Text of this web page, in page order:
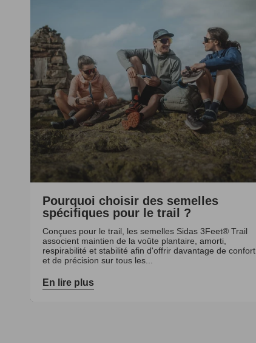
Pourquoi choisir des semelles
spécifiques pour le trail ?
Conçues pour le trail, les semelles Sidas 3Feet® Trail
associent maintien de la voûte plantaire, amorti,
respirabilité et stabilité afin d'offrir davantage de confort
et de précision sur tous les...
En lire plus